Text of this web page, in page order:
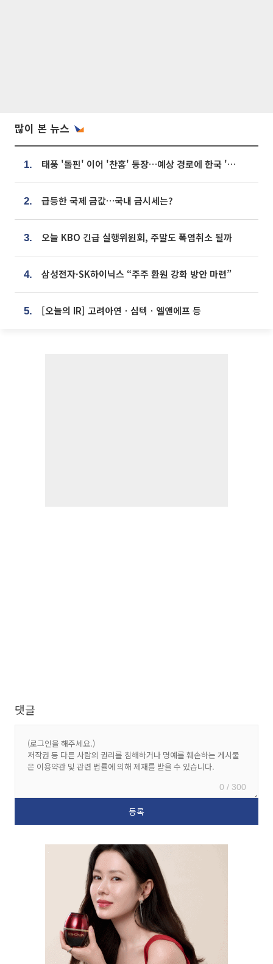
많이 본 뉴스
1. 태풍 '돌핀' 이어 '찬홈' 등장…예상 경로에 한국 '한숨'
2. 급등한 국제 금값…국내 금시세는?
3. 오늘 KBO 긴급 실행위원회, 주말도 폭염취소 될까
4. 삼성전자·SK하이닉스 “주주 환원 강화 방안 마련”
5. [오늘의 IR] 고려아연ㆍ심텍ㆍ엘앤에프 등
댓글
0 / 300